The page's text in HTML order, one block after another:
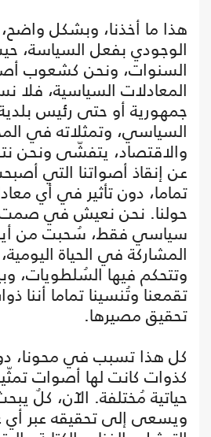
هذا ما أخذنا، وبشكل واضح،
الوجودي بفعل السياسة،
السنوات، ونحن كشعوب
المعادلات السياسية، فلا
جمهورية أو حتى رئيس
السياسي، وتمثلاته في
والاقتصاد، يتفشّى ونحن
عن إنقاذ أصواتنا التي
تماما، دون تأثير في أي
حولنا. نحن نعيش في صمت
سياسي فقط، سُحبت من
المشاركة في الحياة
وتتحكم فيها السُلطويات،
تقمعنا وتُنسينا تماما أننا
تحقيق مصيرها.
كل هذا تسبب في محونا،
كذوات كانت لها أصوات
حياتية مُختلفة. الآن، كلٌ
ويسعى إلى تحقيقه عبر أي